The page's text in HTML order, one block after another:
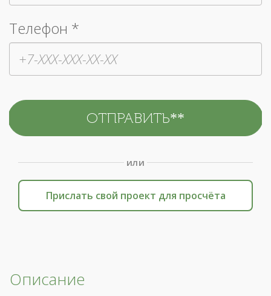
Телефон *
или
Прислать свой проект для просчёта
Описание